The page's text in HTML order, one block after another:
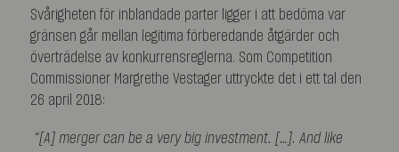
Svårigheten för inblandade parter ligger i att bedöma var
gränsen går mellan legitima förberedande åtgärder och
överträdelse av konkurrensreglerna. Som Competition
Commissioner Margrethe Vestager uttryckte det i ett tal den
26 april 2018:
“[A] merger can be a very big investment. […]. And like